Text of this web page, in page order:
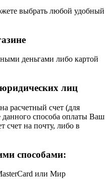
выбрать любой удобный
деньгами либо картой
лиц
расчетный счет (для
способа оплаты Ваш
счет на почту, либо в
способами:
или Мир